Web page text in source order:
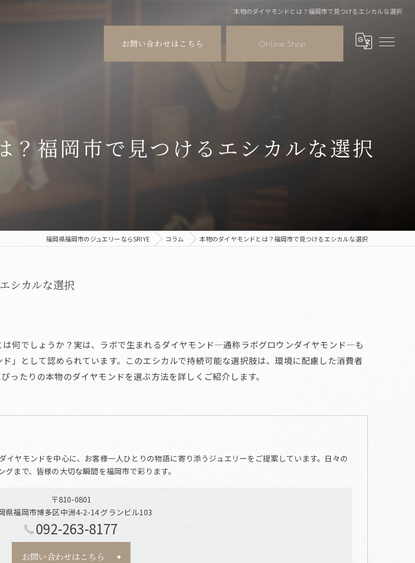
本物のダイヤモンドとは？福岡市で見つけるエシカルな選択
お問い合わせはこちら Online Shop
？福岡市で見つけるエシカルな選択
福岡県福岡市のジュエリーならSRIYE コラム 本物のダイヤモンドとは？福岡市で見つけるエシカルな選択
シカルな選択
何でしょうか？実は、ラボで生まれるダイヤモンド—通称ラボグロウンダイヤモンド—も
」として認められています。このエシカルで持続可能な選択肢は、環境に配慮した消費者
ったりの本物のダイヤモンドを選ぶ方法を詳しくご紹介します。
イヤモンドを中心に、お客様一人ひとりの物語に寄り添うジュエリーをご提案しています。日々の
まで、皆様の大切な瞬間を福岡市で彩ります。
〒810-0801
県福岡市博多区中洲4-2-14 グランビル103
092-263-8177
お問い合わせはこちら